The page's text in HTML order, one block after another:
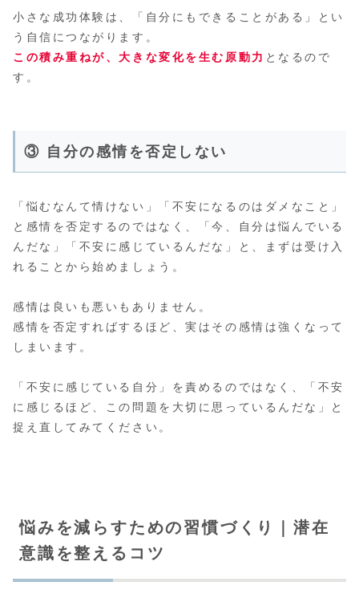
小さな成功体験は、「自分にもできることがある」とい
う自信につながります。
この積み重ねが、大きな変化を生む原動力 となるので
す。
③ 自分の感情を否定しない
「悩むなんて情けない」「不安になるのはダメなこと」
と感情を否定するのではなく、「今、自分は悩んでいる
んだな」「不安に感じているんだな」と、まずは受け入
れることから始めましょう。
感情は良いも悪いもありません。
感情を否定すればするほど、実はその感情は強くなって
しまいます。
「不安に感じている自分」を責めるのではなく、「不安
に感じるほど、この問題を大切に思っているんだな」と
捉え直してみてください。
悩みを減らすための習慣づくり｜潜在
意識を整えるコツ